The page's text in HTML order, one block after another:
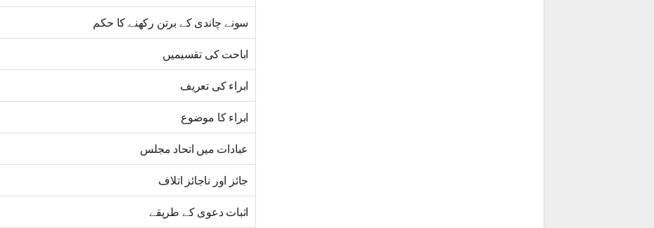
سونے چاندی کے برتن رکھنے کا حکم
اباحت کی تقسیمیں
ابراء کی تعریف
ابراء کا موضوع
عبادات میں اتحاد مجلس
جائز اور ناجائز اتلاف
اثبات دعوی کے طریقے